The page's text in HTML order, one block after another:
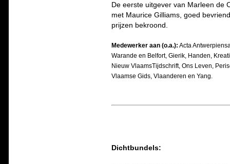
De eerste uitgever van Marleen de
met Maurice Gilliams, goed
prijzen bekroond.
Medewerker aan (o.a.): Acta
Warande en Belfort, Gierik, Handen,
Nieuw VlaamsTijdschrift, Ons Leven,
Vlaamse Gids, Vlaanderen en Yang.
Dichtbundels: